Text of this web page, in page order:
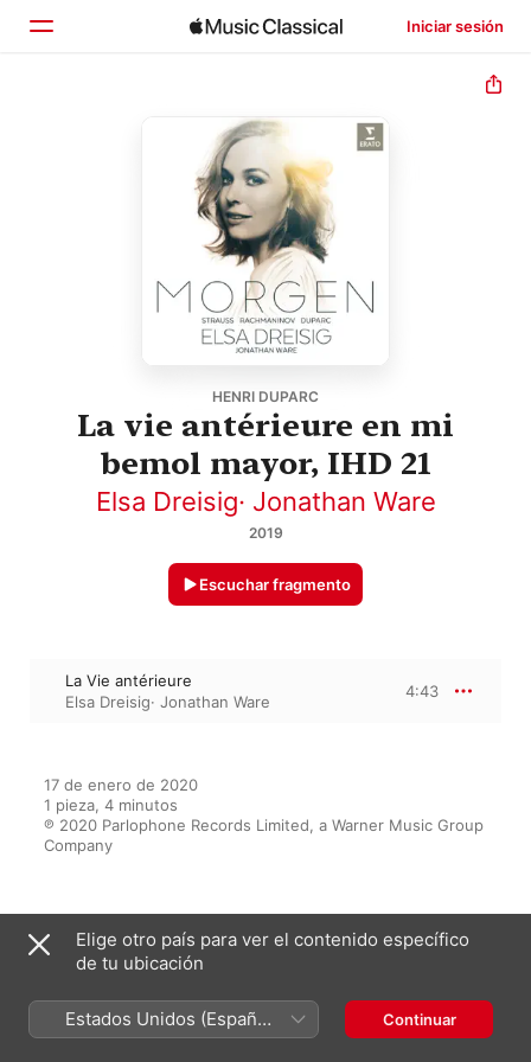
Iniciar sesión
HENRI DUPARC
La vie antérieure en mi
bemol mayor, IHD 21
Elsa Dreisig· Jonathan Ware
2019
Escuchar fragmento
La Vie antérieure
Elsa Dreisig· Jonathan Ware
4:43
17 de enero de 2020
1 pieza, 4 minutos
℗ 2020 Parlophone Records Limited, a Warner Music Group
Company
Del álbum
Morgen
Elige otro país para ver el contenido específico
de tu ubicación
Estados Unidos (Español
México)
Continuar